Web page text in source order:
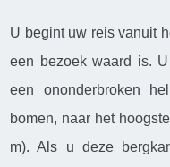
U begint uw reis vanuit
een bezoek waard is.
een ononderbroken
bomen, naar het
m). Als u deze